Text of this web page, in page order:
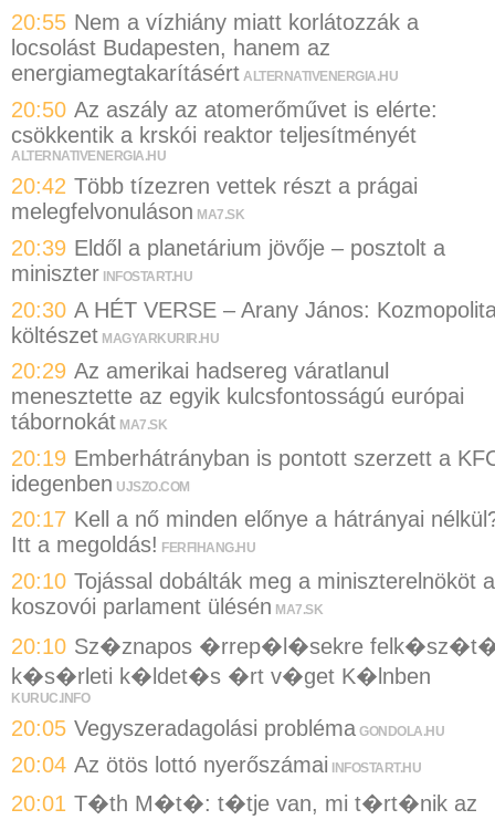
20:55 Nem a vízhiány miatt korlátozzák a
locsolást Budapesten, hanem az
energiamegtakarításért ALTERNATIVENERGIA.HU
20:50 Az aszály az atomerőművet is elérte:
csökkentik a krskói reaktor teljesítményét
ALTERNATIVENERGIA.HU
20:42 Több tízezren vettek részt a prágai
melegfelvonuláson MA7.SK
20:39 Eldől a planetárium jövője – posztolt a
miniszter INFOSTART.HU
20:30 A HÉT VERSE – Arany János:
költészet MAGYARKURIR.HU
20:29 Az amerikai hadsereg váratlanul
menesztette az egyik kulcsfontosságú európai
tábornokát MA7.SK
20:19 Emberhátrányban is pontott szerzett a
idegenben UJSZO.COM
20:17 Kell a nő minden előnye a hátrányai
Itt a megoldás! FERFIHANG.HU
20:10 Tojással dobálták meg a miniszterelnököt a
koszovói parlament ülésén MA7.SK
20:10 Sz�znapos �rrep�l�sekre
k�s�rleti k�ldet�s �rt v�get K�lnben
KURUC.INFO
20:05 Vegyszeradagolási probléma GONDOLA.HU
20:04 Az ötös lottó nyerőszámai INFOSTART.HU
20:01 T�th M�t�: t�tje van, mi t�rt�nik az